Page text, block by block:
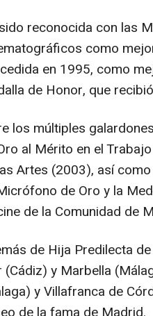
reconocida con las
como
en 1995, como
de Honor, que
los múltiples
al Mérito en el
Artes (2003), así
de Oro y la
de la Comunidad de
de Hija Predilecta
(Cádiz) y Marbella
y Villafranca de